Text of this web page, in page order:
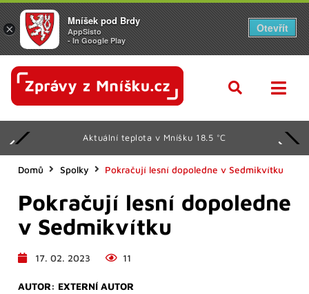
Aktuální teplota v Mníšku 18.5 °C
Domů Spolky Pokračují lesní dopoledne v Sedmikvítku
Pokračují lesní dopoledne
v Sedmikvítku
17. 02. 2023 11
AUTOR: EXTERNÍ AUTOR
×
Mníšek pod Brdy
AppSisto
- In Google Play
Otevřít